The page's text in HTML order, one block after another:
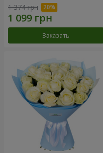
1 374 грн
Заказать